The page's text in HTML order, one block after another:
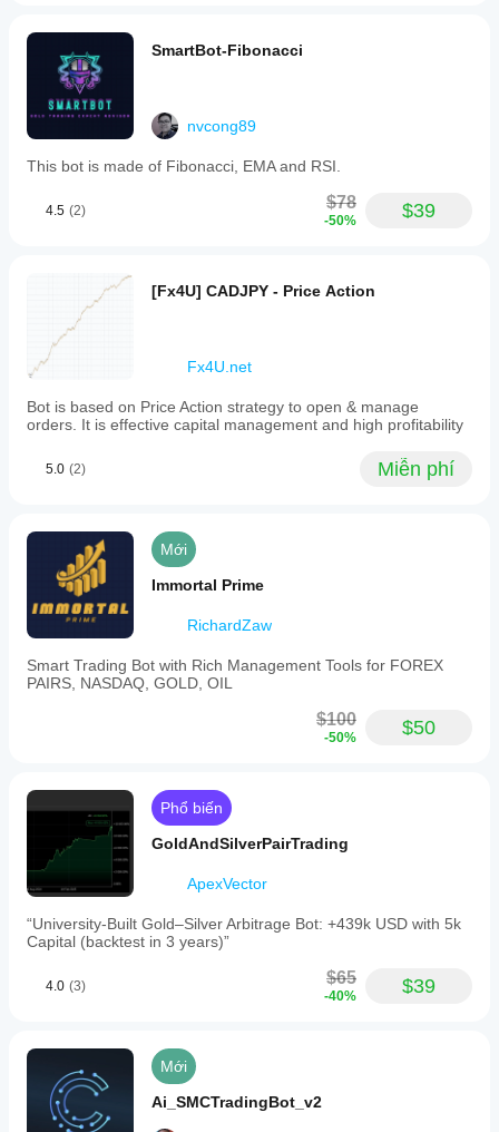
SmartBot-Fibonacci
nvcong89
This bot is made of Fibonacci, EMA and RSI.
4.5 (2) $78
-50% $39
[Fx4U] CADJPY - Price Action
Fx4U.net
Bot is based on Price Action strategy to open & manage
orders. It is effective capital management and high profitability
5.0 (2) Miễn phí
Mới
Immortal Prime
RichardZaw
Smart Trading Bot with Rich Management Tools for FOREX
PAIRS, NASDAQ, GOLD, OIL
$100
-50% $50
Phổ biến
GoldAndSilverPairTrading
ApexVector
“University-Built Gold–Silver Arbitrage Bot: +439k USD with 5k
Capital (backtest in 3 years)”
4.0 (3) $65
-40% $39
Mới
Ai_SMCTradingBot_v2